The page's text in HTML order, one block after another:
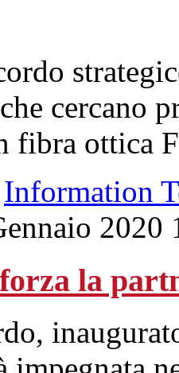
cercano
fibra ottica
Information
2020
la